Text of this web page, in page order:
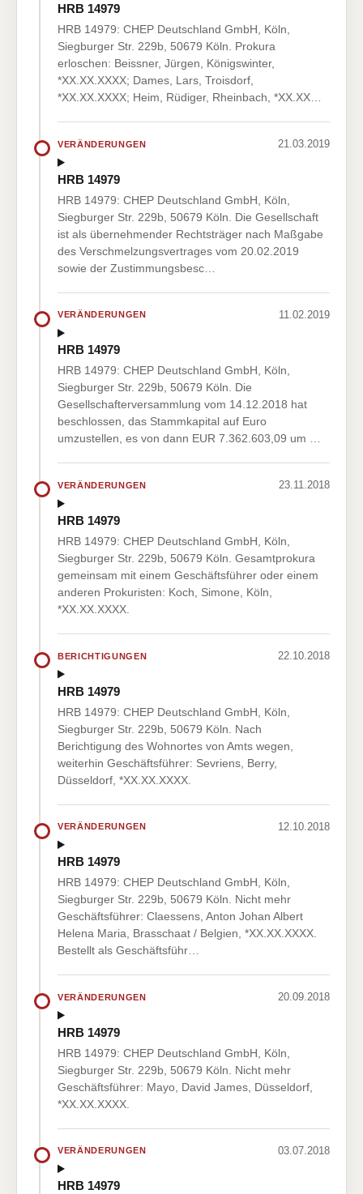
HRB 14979
HRB 14979: CHEP Deutschland GmbH, Köln,
Siegburger Str. 229b, 50679 Köln. Prokura
erloschen: Beissner, Jürgen, Königswinter,
*XX.XX.XXXX; Dames, Lars, Troisdorf,
*XX.XX.XXXX; Heim, Rüdiger, Rheinbach, *XX.XX…
VERÄNDERUNGEN 21.03.2019
HRB 14979
HRB 14979: CHEP Deutschland GmbH, Köln,
Siegburger Str. 229b, 50679 Köln. Die Gesellschaft
ist als übernehmender Rechtsträger nach Maßgabe
des Verschmelzungsvertrages vom 20.02.2019
sowie der Zustimmungsbesc…
VERÄNDERUNGEN 11.02.2019
HRB 14979
HRB 14979: CHEP Deutschland GmbH, Köln,
Siegburger Str. 229b, 50679 Köln. Die
Gesellschafterversammlung vom 14.12.2018 hat
beschlossen, das Stammkapital auf Euro
umzustellen, es von dann EUR 7.362.603,09 um …
VERÄNDERUNGEN 23.11.2018
HRB 14979
HRB 14979: CHEP Deutschland GmbH, Köln,
Siegburger Str. 229b, 50679 Köln. Gesamtprokura
gemeinsam mit einem Geschäftsführer oder einem
anderen Prokuristen: Koch, Simone, Köln,
*XX.XX.XXXX.
BERICHTIGUNGEN 22.10.2018
HRB 14979
HRB 14979: CHEP Deutschland GmbH, Köln,
Siegburger Str. 229b, 50679 Köln. Nach
Berichtigung des Wohnortes von Amts wegen,
weiterhin Geschäftsführer: Sevriens, Berry,
Düsseldorf, *XX.XX.XXXX.
VERÄNDERUNGEN 12.10.2018
HRB 14979
HRB 14979: CHEP Deutschland GmbH, Köln,
Siegburger Str. 229b, 50679 Köln. Nicht mehr
Geschäftsführer: Claessens, Anton Johan Albert
Helena Maria, Brasschaat / Belgien, *XX.XX.XXXX.
Bestellt als Geschäftsführ…
VERÄNDERUNGEN 20.09.2018
HRB 14979
HRB 14979: CHEP Deutschland GmbH, Köln,
Siegburger Str. 229b, 50679 Köln. Nicht mehr
Geschäftsführer: Mayo, David James, Düsseldorf,
*XX.XX.XXXX.
VERÄNDERUNGEN 03.07.2018
HRB 14979